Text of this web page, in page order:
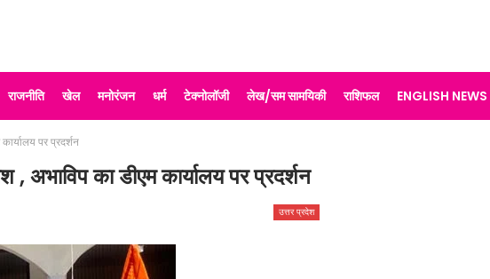
राजनीति खेल मनोरंजन धर्म टेक्नोलॉजी लेख/सम सामयिकी राशिफल ENGLISH NEWS
पर प्रदर्शन
का डीएम कार्यालय पर प्रदर्शन
उत्तर प्रदेश